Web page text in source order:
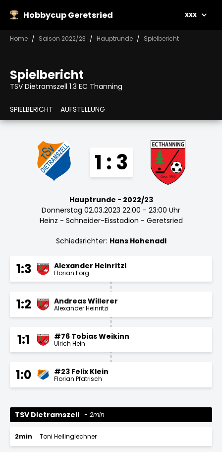
Hobbycup Geretsried xxx
Home Saison 2022/23 Hauptrunde Spielbericht
Spielbericht
TSV Dietramszell 1:3 EC Thanning
SPIELBERICHT AUFSTELLUNG
1 : 3
Hauptrunde - 2022/23
Donnerstag 02.03.2023 22:00 - 23:00 Uhr
Heinz - Schneider-Eisstadion - Geretsried
Schiedsrichter: Hans Hohenadl
1:3 Alexander Heinritzi
Florian Förg
1:2 Andreas Willerer
Alexander Heinritzi
1:1 #76 Tobias Weikinn
Ulrich Hein
1:0 #23 Felix Klein
Florian Pfatrisch
TSV Dietramszell 2min
2min Toni Heilinglechner